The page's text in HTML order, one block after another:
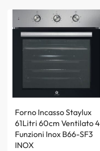
Forno Incasso Staylux
61Litri 60cm Ventilato 4
Funzioni Inox B66-SF3
INOX